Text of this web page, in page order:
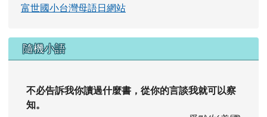
富世國小台灣母語日網站
隨機小語
不必告訴我你讀過什麼書，從你的言談我就可以察
知。